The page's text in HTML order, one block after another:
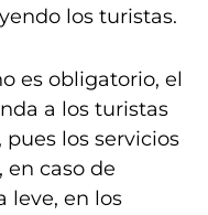
los turistas.
es obligatorio, el
a los turistas
los servicios
en caso de
leve, en los